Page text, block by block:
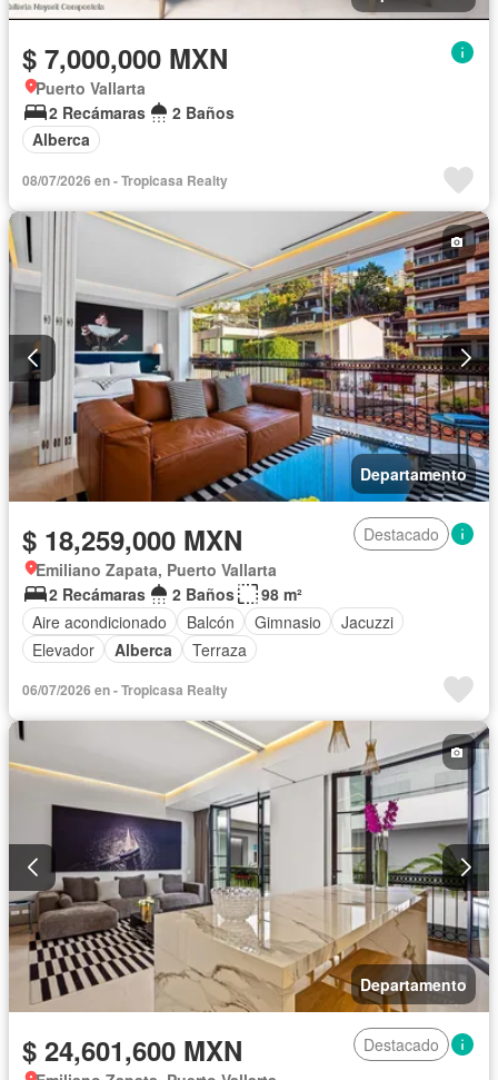
$ 7,000,000 MXN
Puerto Vallarta
2 Recámaras
2 Baños
Alberca
08/07/2026 en - Tropicasa Realty
Departamento
$ 18,259,000 MXN
Destacado
Emiliano Zapata, Puerto Vallarta
2 Recámaras
2 Baños
98 m²
Aire acondicionado
Balcón Gimnasio
Jacuzzi
Elevador
Alberca Terraza
06/07/2026 en - Tropicasa Realty
Departamento
$ 24,601,600 MXN
Destacado